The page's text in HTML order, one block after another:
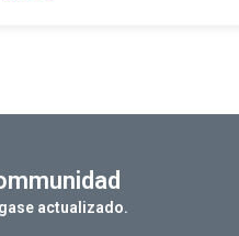
actualizado.